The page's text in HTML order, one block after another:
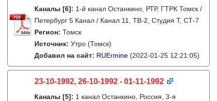
Каналы [6]: 1-й канал Останкино, РТР, ГТРК Томск /
Петербург 5 Канал / Канал 11, ТВ-2, Студия Т, СТ-7
Регион: Томск
Источник: Утро (Томск)
Добавил на сайт: RUErmine (2022-01-25 12:21:05)
23-10-1992, 26-10-1992 - 01-11-1992
Каналы [5]: 1 канал Останкино, Россия, 3-я